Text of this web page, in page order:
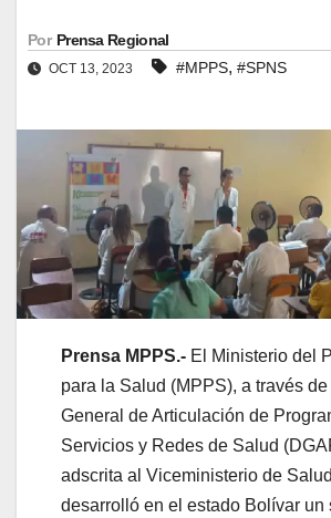
Por Prensa Regional
OCT 13, 2023 #MPPS, #SPNS
Prensa MPPS.- El Ministerio del
para la Salud (MPPS), a través
General de Articulación de
Servicios y Redes de Salud
adscrita al Viceministerio de
desarrolló en el estado Bolívar un